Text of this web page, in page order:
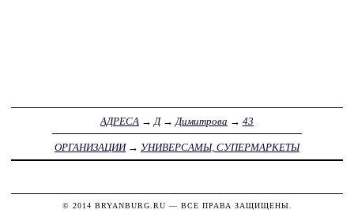
АДРЕСА → Д→ Димитрова → 43
ОРГАНИЗАЦИИ→ УНИВЕРСАМЫ, СУПЕРМАРКЕТЫ
© 2014 BRYANBURG.RU — ВСЕ ПРАВА ЗАЩИЩЕНЫ.